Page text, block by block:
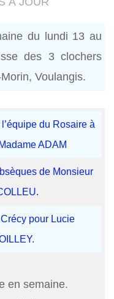
du lundi 13 au
des 3 clochers
Voulangis.
du Rosaire à
ADAM
de Monsieur
pour Lucie
en semaine.